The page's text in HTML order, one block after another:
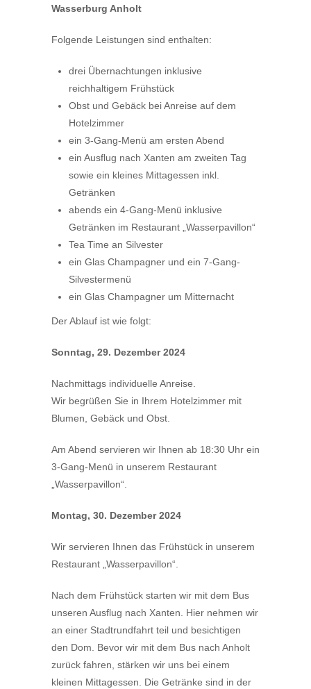
Wasserburg Anholt
Folgende Leistungen sind enthalten:
drei Übernachtungen inklusive
reichhaltigem Frühstück
Obst und Gebäck bei Anreise auf dem
Hotelzimmer
ein 3-Gang-Menü am ersten Abend
ein Ausflug nach Xanten am zweiten Tag
sowie ein kleines Mittagessen inkl.
Getränken
abends ein 4-Gang-Menü inklusive
Getränken im Restaurant „Wasserpavillon“
Tea Time an Silvester
ein Glas Champagner und ein 7-Gang-
Silvestermenü
ein Glas Champagner um Mitternacht
Der Ablauf ist wie folgt:
Sonntag, 29. Dezember 2024
Nachmittags individuelle Anreise.
Wir begrüßen Sie in Ihrem Hotelzimmer mit
Blumen, Gebäck und Obst.
Am Abend servieren wir Ihnen ab 18:30 Uhr ein
3-Gang-Menü in unserem Restaurant
„Wasserpavillon“.
Montag, 30. Dezember 2024
Wir servieren Ihnen das Frühstück in unserem
Restaurant „Wasserpavillon“.
Nach dem Frühstück starten wir mit dem Bus
unseren Ausflug nach Xanten. Hier nehmen wir
an einer Stadtrundfahrt teil und besichtigen
den Dom. Bevor wir mit dem Bus nach Anholt
zurück fahren, stärken wir uns bei einem
kleinen Mittagessen. Die Getränke sind in der